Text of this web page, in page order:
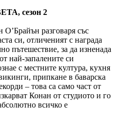
сезон 2
разговаря със
си, отличеният с награда
пътешествие, за да изненада
най-запалените си
с местните култура, кухня
припкане в баварска
– това са само част от
Конан от студиото и го
всичко е